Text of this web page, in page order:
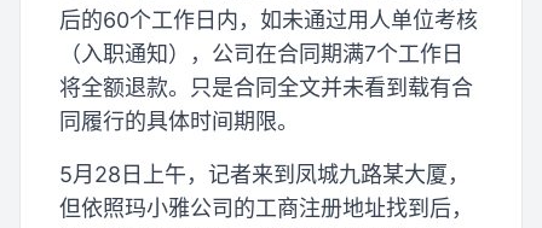
后的60个工作日内，如未通过用人单位考核
（入职通知），公司在合同期满7个工作日
将全额退款。只是合同全文并未看到载有合
同履行的具体时间期限。
5月28日上午，记者来到凤城九路某大厦，
但依照玛小雅公司的工商注册地址找到后，